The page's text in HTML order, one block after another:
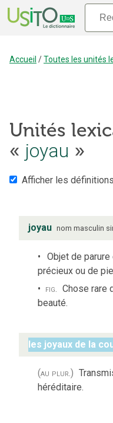
Accueil /Toutes les unités
Unités
« joyau »
Afficher les définitions
joyau nom masculin
Objet de parure
précieux ou de
fig. Chose rare
beauté.
les joyaux de la
(au plur.)
héréditaire.